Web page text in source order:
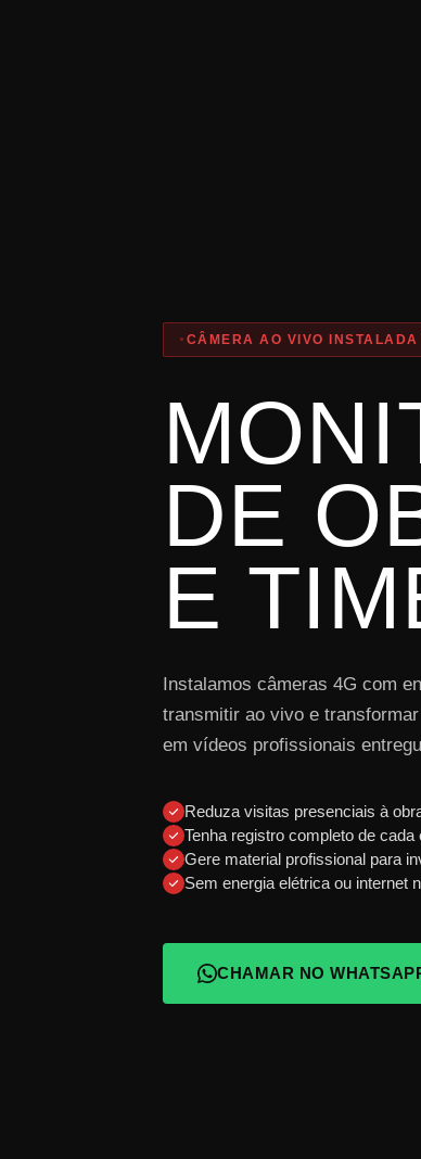
CÂMERA AO VIVO
DE
E
Instalamos câmeras 4G com
transmitir ao vivo e
em vídeos profissionais
Reduza visitas presenciais à
Tenha registro completo de cada
Gere material profissional para
Sem energia elétrica ou internet
CHAMAR NO